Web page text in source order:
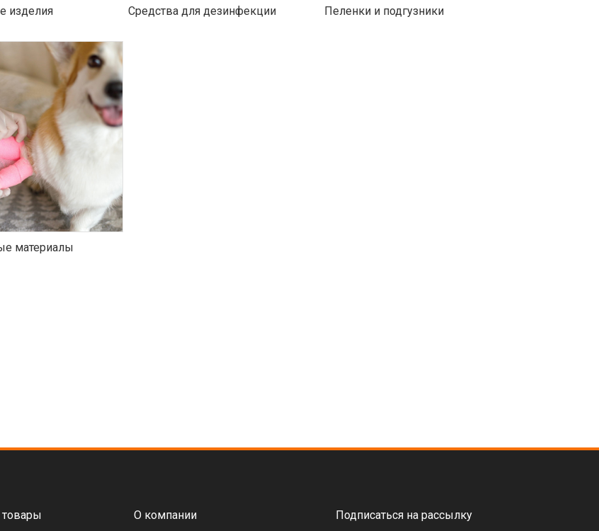
изделия Средства для дезинфекции Пеленки и подгузники
материалы
О компании Подписаться на рассылку